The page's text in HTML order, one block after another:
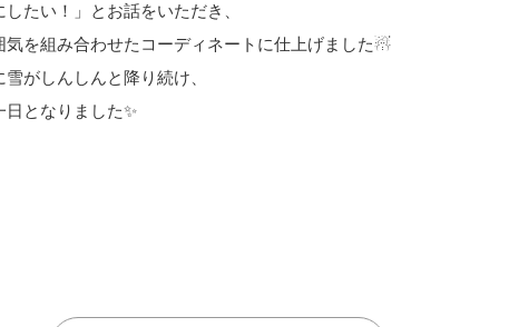
たい！」とお話をいただき、
を組み合わせたコーディネートに仕上げました☃
がしんしんと降り続け、
となりました✨